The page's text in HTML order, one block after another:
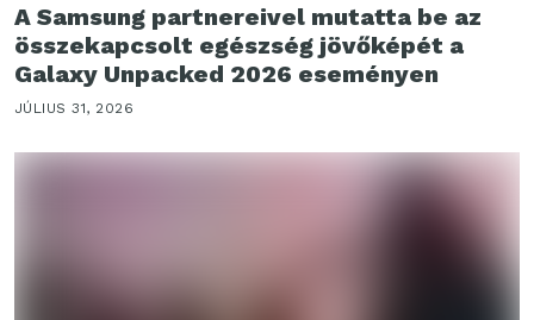
A Samsung partnereivel mutatta be az
összekapcsolt egészség jövőképét a
Galaxy Unpacked 2026 eseményen
JÚLIUS 31, 2026